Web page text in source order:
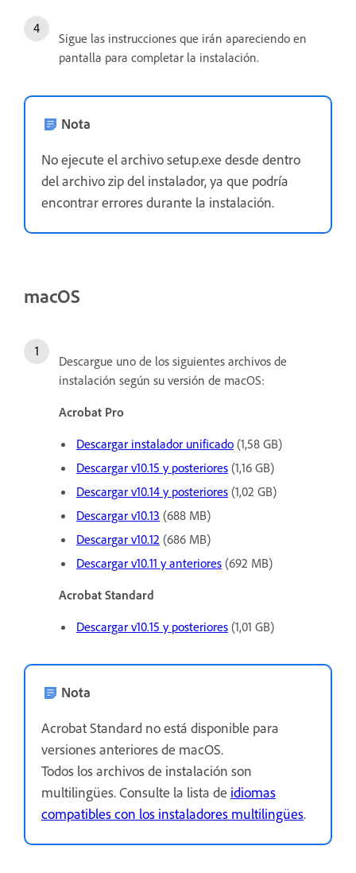
Sigue las instrucciones que irán apareciendo en
pantalla para completar la instalación.
Nota
No ejecute el archivo setup.exe desde dentro
del archivo zip del instalador, ya que podría
encontrar errores durante la instalación.
macOS
Descargue uno de los siguientes archivos de
instalación según su versión de macOS:
Acrobat Pro
Descargar instalador unificado (1,58 GB)
Descargar v10.15 y posteriores (1,16 GB)
Descargar v10.14 y posteriores (1,02 GB)
Descargar v10.13 (688 MB)
Descargar v10.12 (686 MB)
Descargar v10.11 y anteriores (692 MB)
Acrobat Standard
Descargar v10.15 y posteriores (1,01 GB)
Nota
Acrobat Standard no está disponible para
versiones anteriores de macOS.
Todos los archivos de instalación son
multilingües. Consulte la lista de idiomas
compatibles con los instaladores multilingües.